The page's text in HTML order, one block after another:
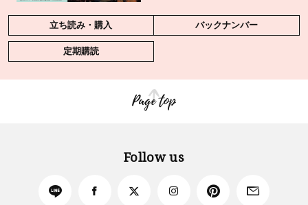
立ち読み・購入 バックナンバー
定期購読
Page top
Follow us